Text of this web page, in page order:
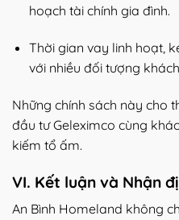
hoạch tài chính gia đình.
Thời gian vay linh hoạt,
với nhiều đối tượng
Những chính sách này cho
đầu tư Geleximco cùng
kiếm tổ ấm.
VI. Kết luận và Nhận
An Bình Homeland không